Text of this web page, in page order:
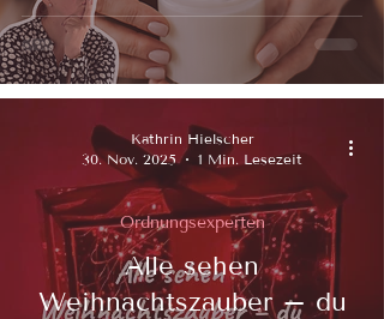
Alle sehen
Weihnachtszauber – du
Ordnungsexperten
Kathrin Hielscher
30. Nov. 2025
1 Min. Lesezeit